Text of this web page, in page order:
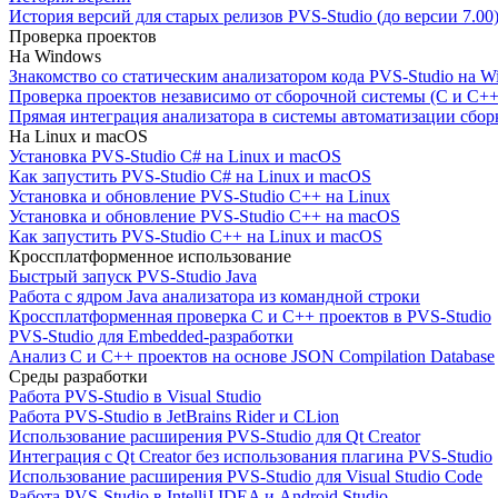
История версий для старых релизов PVS-Studio (до версии 7.00)
Проверка проектов
На Windows
Знакомство со статическим анализатором кода PVS-Studio на
Проверка проектов независимо от сборочной системы (C и
Прямая интеграция анализатора в системы автоматизации
На Linux и macOS
Установка PVS-Studio C# на Linux и macOS
Как запустить PVS-Studio C# на Linux и macOS
Установка и обновление PVS-Studio C++ на Linux
Установка и обновление PVS-Studio C++ на macOS
Как запустить PVS-Studio C++ на Linux и macOS
Кроссплатформенное использование
Быстрый запуск PVS-Studio Java
Работа с ядром Java анализатора из командной строки
Кроссплатформенная проверка C и C++ проектов в PVS-Studio
PVS-Studio для Embedded-разработки
Анализ C и C++ проектов на основе JSON Compilation Database
Среды разработки
Работа PVS-Studio в Visual Studio
Работа PVS-Studio в JetBrains Rider и CLion
Использование расширения PVS-Studio для Qt Creator
Интеграция с Qt Creator без использования плагина PVS-Studio
Использование расширения PVS-Studio для Visual Studio Code